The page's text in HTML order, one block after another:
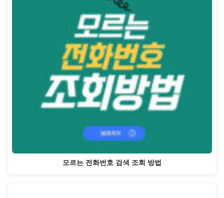
모르는 전화번호 검색 조회 방법